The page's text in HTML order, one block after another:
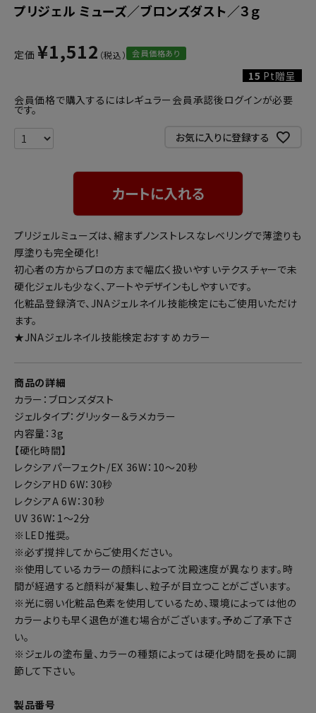
プリジェル ミューズ／ブロンズダスト／３ｇ
定価 ¥1,512 会員価格あり
15 Pt贈呈
会員価格で購入するにはレギュラー会員承認後ログインが必要
です。
お気に入りに登録する
カートに入れる
プリジェルミューズは、縮まずノンストレスなレベリングで薄塗りも
厚塗りも完全硬化！
初心者の方からプロの方まで幅広く扱いやすいテクスチャーで未
硬化ジェルも少なく、アートやデザインもしやすいです。
化粧品登録済で、JNAジェルネイル技能検定にもご使用いただけ
ます。
★JNAジェルネイル技能検定おすすめカラー
商品の詳細
カラー：ブロンズダスト
ジェルタイプ：グリッター＆ラメカラー
内容量：3g
【硬化時間】
レクシアパーフェクト/EX 36W：10～20秒
レクシアHD 6W：30秒
レクシアA 6W：30秒
UV 36W：1～2分
※LED推奨。
※必ず撹拌してからご使用ください。
※使用しているカラーの顔料によって沈殿速度が異なります。時
間が経過すると顔料が凝集し、粒子が目立つことがございます。
※光に弱い化粧品色素を使用しているため、環境によっては他の
カラーよりも早く退色が進む場合がございます。予めご了承下さ
い。
※ジェルの塗布量、カラーの種類によっては硬化時間を長めに調
節して下さい。
製品番号